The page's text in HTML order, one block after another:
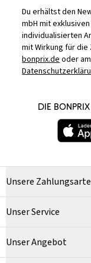
Du erhältst den
mbH mit
individualisierten
mit Wirkung für die
bonprix.deoder
DIE
Unsere
Unser Service
Unser Angebot